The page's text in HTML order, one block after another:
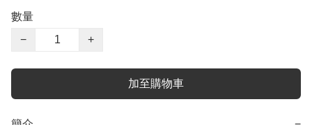
數量
−
+
加至購物車